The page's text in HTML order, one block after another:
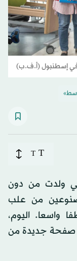
في إسطنبول (أ.ف.ب)
T
T
ولدت من دون
من علب
واسعا. اليوم،
صفحة جديدة من